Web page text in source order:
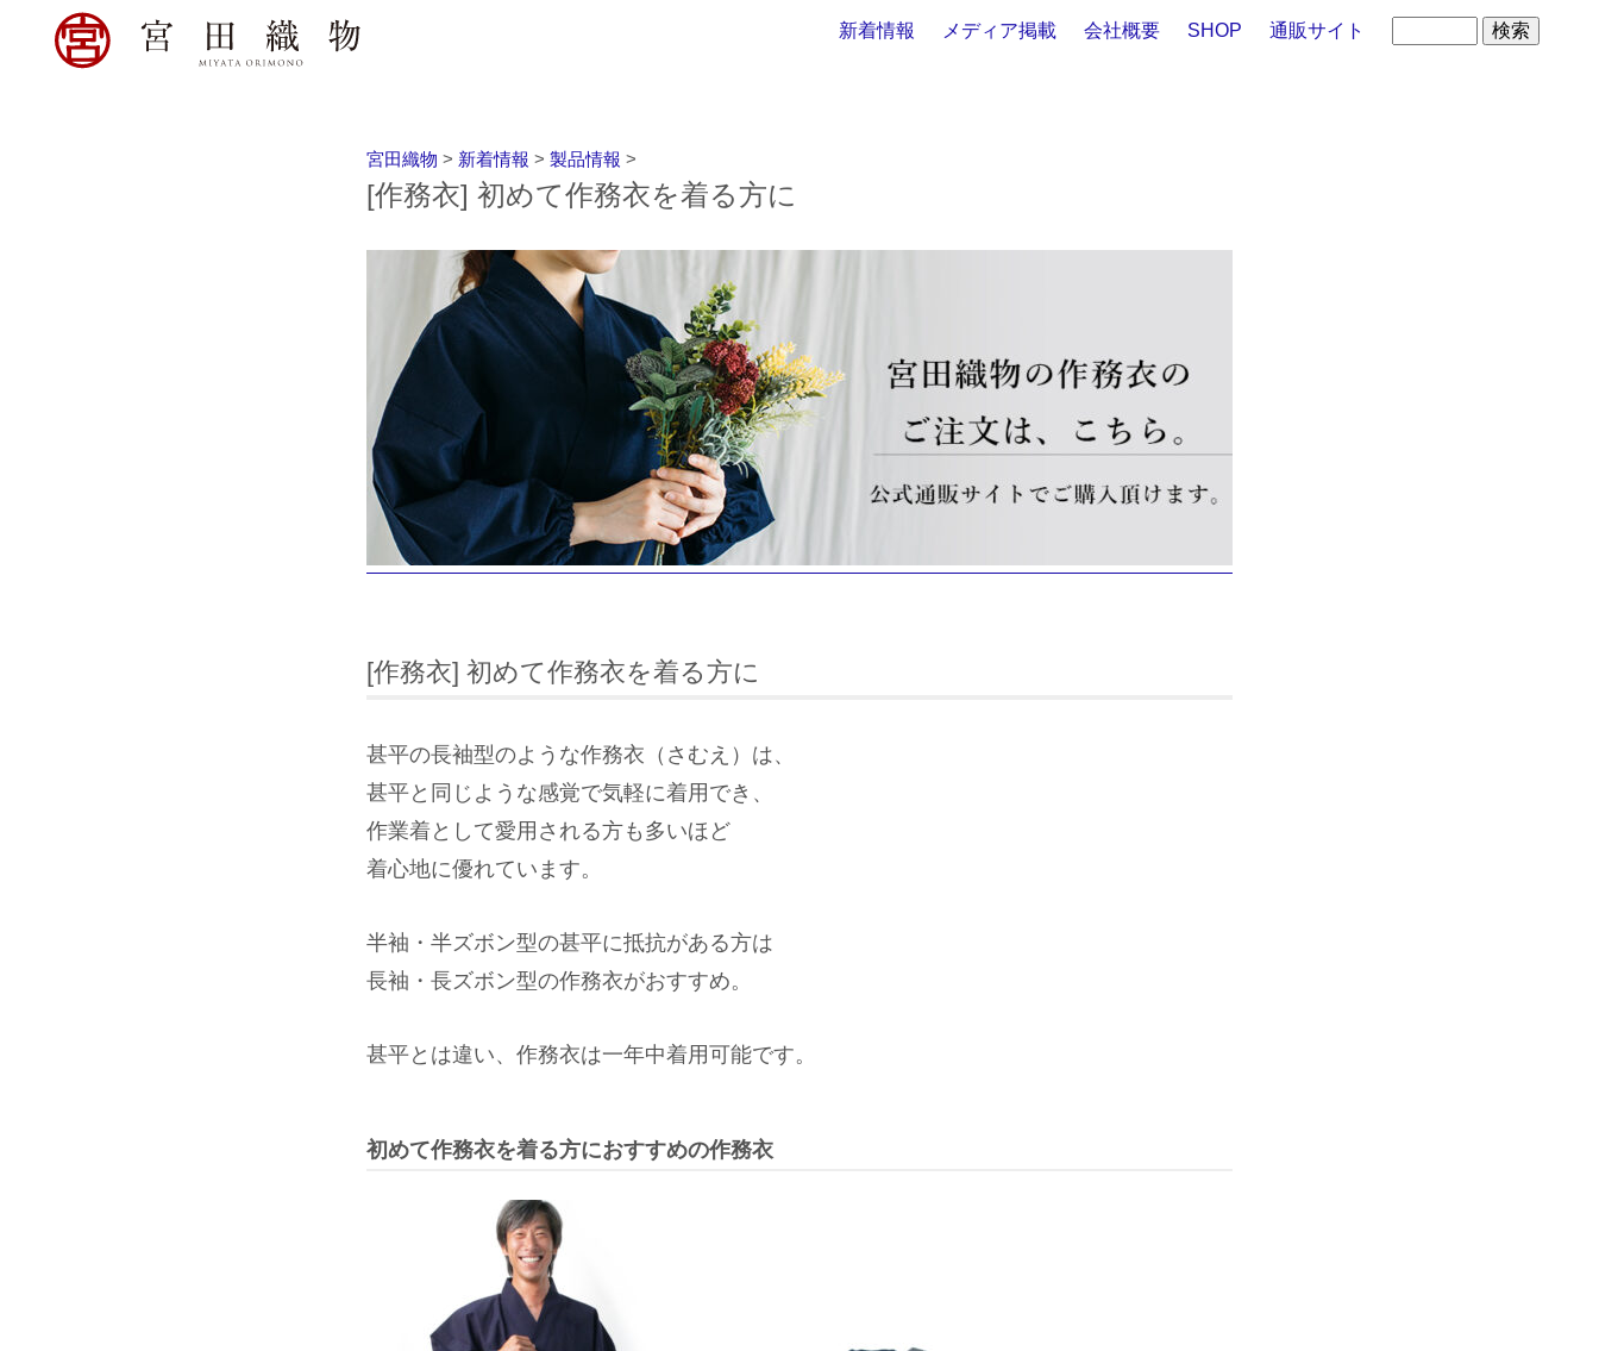
新着情報 メディア掲載 会社概要 SHOP 通販サイト
宮田織物 > 新着情報 > 製品情報 >
[作務衣] 初めて作務衣を着る方に
[作務衣] 初めて作務衣を着る方に
甚平の長袖型のような作務衣（さむえ）は、
甚平と同じような感覚で気軽に着用でき、
作業着として愛用される方も多いほど
着心地に優れています。
半袖・半ズボン型の甚平に抵抗がある方は
長袖・長ズボン型の作務衣がおすすめ。
甚平とは違い、作務衣は一年中着用可能です。
初めて作務衣を着る方におすすめの作務衣